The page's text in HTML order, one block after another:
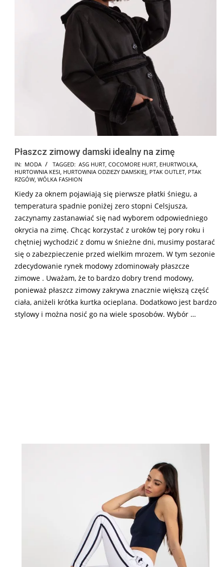
Płaszcz zimowy damski idealny na zimę
2024-
12-
IN: MODA TAGGED: ASG HURT, COCOMORE HURT, EHURTWOLKA,
HURTOWNIA KESI, HURTOWNIA ODZIEZY DAMSKIEJ, PTAK OUTLET, PTAK
RZGÓW, WÓLKA FASHION
Kiedy za oknem pojawiają się pierwsze płatki śniegu, a
temperatura spadnie poniżej zero stopni Celsjusza,
zaczynamy zastanawiać się nad wyborem odpowiedniego
okrycia na zimę. Chcąc korzystać z uroków tej pory roku i
chętniej wychodzić z domu w śnieżne dni, musimy postarać
się o zabezpieczenie przed wielkim mrozem. W tym sezonie
zdecydowanie rynek modowy zdominowały płaszcze
zimowe . Uważam, że to bardzo dobry trend modowy,
ponieważ płaszcz zimowy zakrywa znacznie większą część
ciała, aniżeli krótka kurtka ocieplana. Dodatkowo jest bardzo
stylowy i można nosić go na wiele sposobów. Wybór …